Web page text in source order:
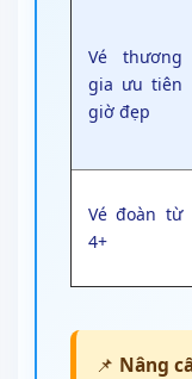
Vé thương
gia ưu tiên
giờ đẹp
Vé đoàn từ
4+
📌 Nâng